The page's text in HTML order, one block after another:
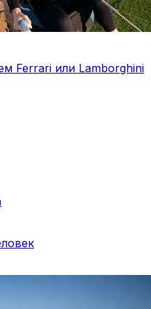
Ferrari или Lamborghini